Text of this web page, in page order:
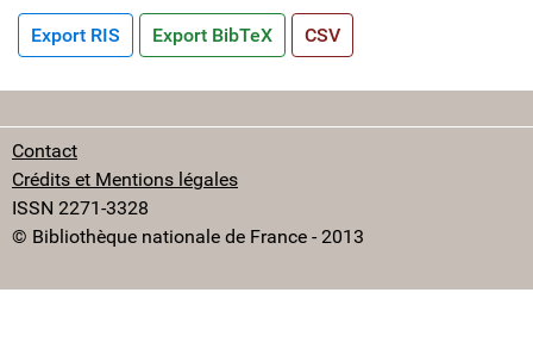
Export RIS Export BibTeX CSV
Contact
Crédits et Mentions légales
ISSN 2271-3328
© Bibliothèque nationale de France - 2013